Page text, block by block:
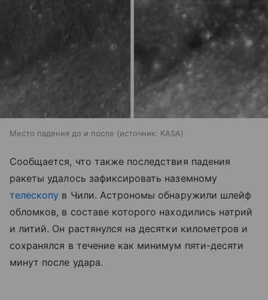
Место падения до и после источник: KASA
Сообщается, что также последствия падения
ракеты удалось зафиксировать наземному
телескопу в Чили. Астрономы обнаружили шлейф
обломков, в составе которого находились натрий
и литий. Он растянулся на десятки километров и
сохранялся в течение как минимум пяти-десяти
минут после удара.